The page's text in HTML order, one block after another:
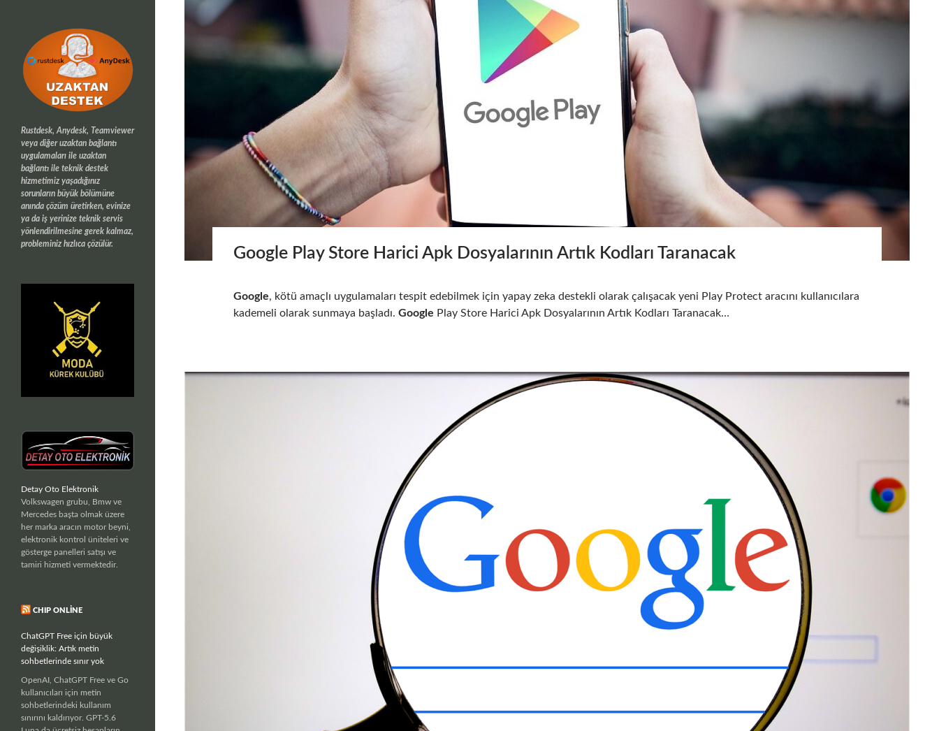
Google Play Store Harici Apk Dosyalarının Artık Kodları Taranacak
Google, kötü amaçlı uygulamaları tespit edebilmek için yapay zeka destekli olarak çalışacak yeni Play Protect aracını kullanıcılara
kademeli olarak sunmaya başladı.Google Play Store Harici Apk Dosyalarının Artık Kodları Taranacak…
Rustdesk, Anydesk, Teamviewer
veya diğer uzaktan bağlantı
uygulamaları ile uzaktan
bağlantı ile teknik destek
hizmetimiz yaşadığınız
sorunların büyük bölümüne
anında çözüm üretirken, evinize
ya da iş yerinize teknik servis
yönlendirilmesine gerek kalmaz,
probleminiz hızlıca çözülür.
Detay Oto Elektronik
Volkswagen grubu, Bmw ve
Mercedes başta olmak üzere
her marka aracın motor beyni,
elektronik kontrol üniteleri ve
gösterge panelleri satışı ve
tamiri hizmeti vermektedir.
CHIP ONLINE
ChatGPT Free için büyük
değişiklik: Artık metin
sohbetlerinde sınır yok
OpenAI, ChatGPT Free ve Go
kullanıcıları için metin
sohbetlerindeki kullanım
sınırını kaldırıyor. GPT-5.6